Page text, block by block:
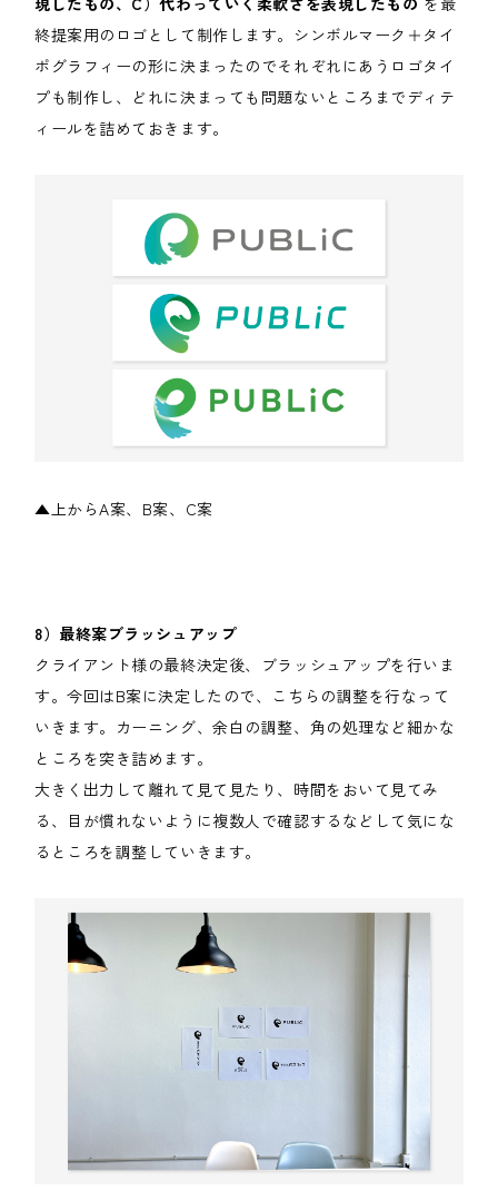
終提案用のロゴとして制作します。シンボルマーク＋タイ
ポグラフィーの形に決まったのでそれぞれにあうロゴタイ
プも制作し、どれに決まっても問題ないところまでディテ
ィールを詰めておきます。
▲上からA案、B案、C案
8）最終案ブラッシュアップ
クライアント様の最終決定後、ブラッシュアップを行いま
す。今回はB案に決定したので、こちらの調整を行なって
いきます。カーニング、余白の調整、角の処理など細かな
ところを突き詰めます。
大きく出力して離れて見て見たり、時間をおいて見てみ
る、目が慣れないように複数人で確認するなどして気にな
るところを調整していきます。